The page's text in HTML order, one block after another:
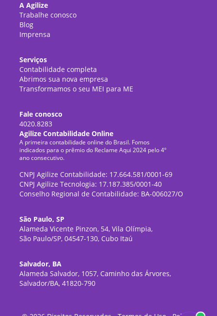
A Agilize
Trabalhe conosco
Blog
Imprensa
Serviços
Contabilidade completa
Abrimos sua nova empresa
Transformamos o seu MEI para ME
Fale conosco
4020.8283
Agilize Contabilidade Online
A primeira contabilidade online do Brasil. Fomos
indicados para o prêmio do Reclame Aqui 2024 pelo 4º
ano consecutivo.
CNPJ Agilize Contabilidade: 17.664.581/0001-69
CNPJ Agilize Tecnologia: 17.187.385/0001-40
Conselho Regional de Contabilidade: BA-006027/O
São Paulo, SP
Alameda Vicente Pinzon, 54, Vila Olímpia,
São Paulo/SP, 04547-130, Cubo Itaú
Salvador, BA
Alameda Salvador, 1057, Caminho das Árvores,
Salvador/BA, 41820-790